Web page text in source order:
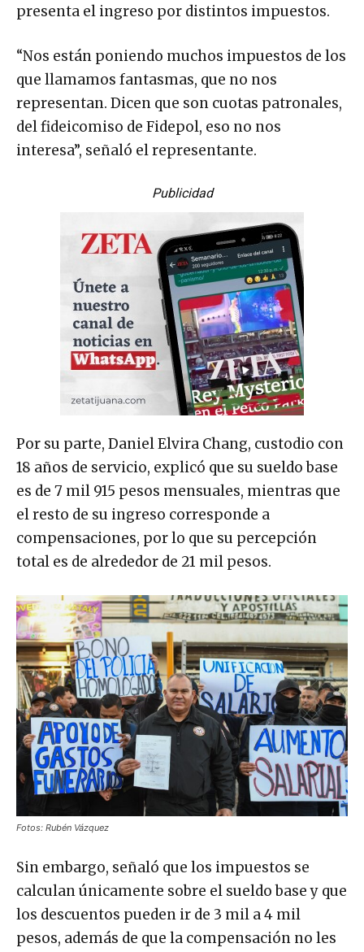
presenta el ingreso por distintos impuestos.
“Nos están poniendo muchos impuestos de los
que llamamos fantasmas, que no nos
representan. Dicen que son cuotas patronales,
del fideicomiso de Fidepol, eso no nos
interesa”, señaló el representante.
Publicidad
Por su parte, Daniel Elvira Chang, custodio con
18 años de servicio, explicó que su sueldo base
es de 7 mil 915 pesos mensuales, mientras que
el resto de su ingreso corresponde a
compensaciones, por lo que su percepción
total es de alrededor de 21 mil pesos.
Fotos: Rubén Vázquez
Sin embargo, señaló que los impuestos se
calculan únicamente sobre el sueldo base y que
los descuentos pueden ir de 3 mil a 4 mil
pesos, además de que la compensación no les